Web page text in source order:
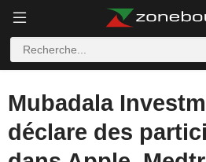
Mubadala
déclare des